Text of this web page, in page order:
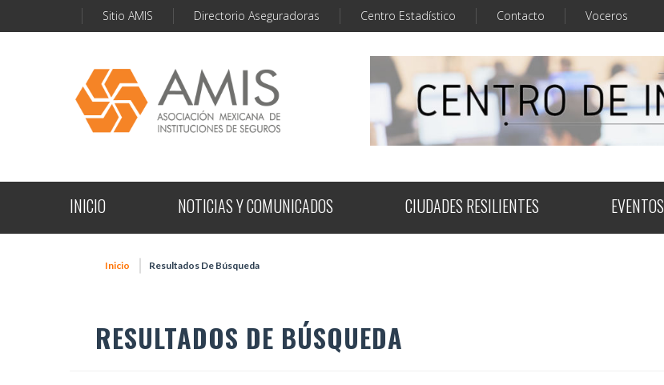
Sitio AMIS Directorio Aseguradoras Centro Estadístico Contacto Voceros
INICIO NOTICIAS Y COMUNICADOS CIUDADES RESILIENTES EVENTOS
Inicio Resultados De Búsqueda
RESULTADOS DE BÚSQUEDA